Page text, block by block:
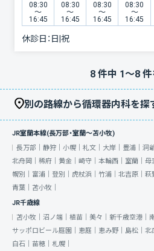
08:30
〜
16:45
08:30
〜
16:45
08:30
〜
16:45
08:30
〜
16:45
休診日： 日|祝
8件中 1〜8件
別の路線から循環器内科を探
JR室蘭本線(長万部・室蘭～苫小牧)
長万部｜ 静狩｜ 小幌｜ 礼文｜ 大岸｜ 豊浦｜ 洞
北舟岡｜ 稀府｜ 黄金｜ 崎守｜ 本輪西｜ 室蘭｜ 母
幌別｜ 富浦｜ 登別｜ 虎杖浜｜ 竹浦｜ 北吉原｜ 萩
青葉｜ 苫小牧｜
JR千歳線
苫小牧｜ 沼ノ端｜ 植苗｜ 美々｜ 新千歳空港｜
サッポロビール庭園｜ 恵庭｜ 恵み野｜ 島松｜ 北
白石｜ 苗穂｜ 札幌｜